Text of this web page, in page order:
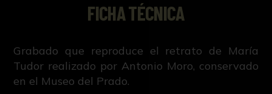
FICHA TÉCNICA
Grabado que reproduce el retrato de María
Tudor realizado por Antonio Moro, conservado
en el Museo del Prado.